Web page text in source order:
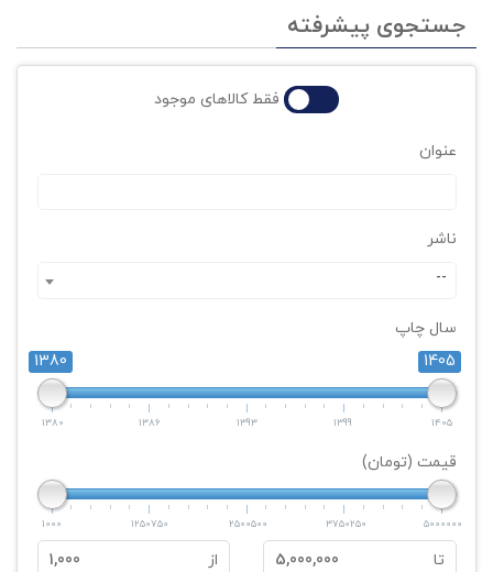
جستجوی پیشرفته
فقط کالاهای موجود
عنوان
ناشر
--
سال چاپ
1380
1405
1380 1386 1393 1399 1405
قیمت (تومان)
1000 1250750 2500500 3750250 5000000
تا 5,000,000 از 1,000